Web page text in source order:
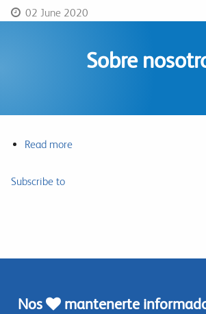
02 June 2020
Sobre
Read more
Subscribe to
Nos mantenerte